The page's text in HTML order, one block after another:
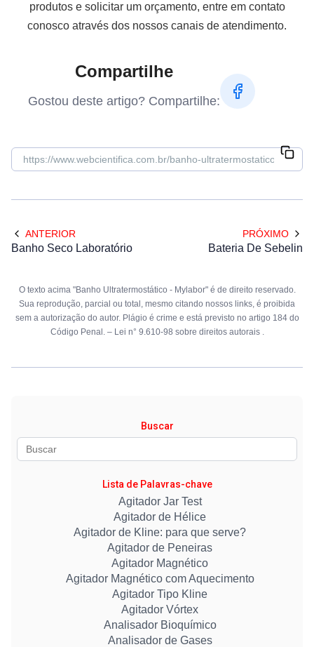
produtos e solicitar um orçamento, entre em contato
conosco através dos nossos canais de atendimento.
Compartilhe
Gostou deste artigo? Compartilhe:
ANTERIOR
Banho Seco Laboratório
PRÓXIMO
Bateria De Sebelin
O texto acima "Banho Ultratermostático - Mylabor" é de direito reservado.
Sua reprodução, parcial ou total, mesmo citando nossos links, é proibida
sem a autorização do autor. Plágio é crime e está previsto no artigo 184 do
Código Penal. – Lei n° 9.610-98 sobre direitos autorais .
Buscar
Lista de Palavras-chave
Agitador Jar Test
Agitador de Hélice
Agitador de Kline: para que serve?
Agitador de Peneiras
Agitador Magnético
Agitador Magnético com Aquecimento
Agitador Tipo Kline
Agitador Vórtex
Analisador Bioquímico
Analisador de Gases